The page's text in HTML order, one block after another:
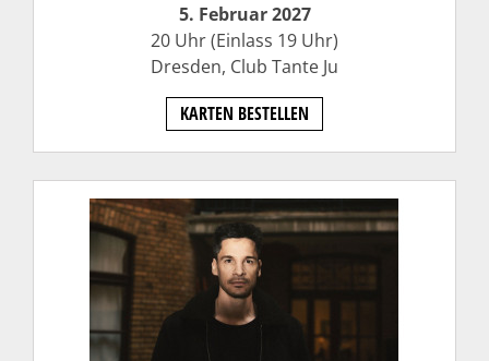
5. Februar 2027
20 Uhr (Einlass 19 Uhr)
Dresden, Club Tante Ju
KARTEN BESTELLEN